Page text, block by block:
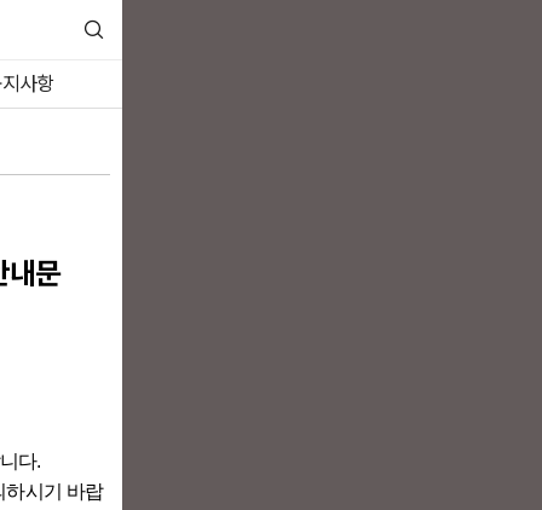
사항
내문
다.
하시기 바랍